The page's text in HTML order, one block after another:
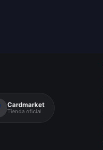
Cardmarket
Tienda oficial